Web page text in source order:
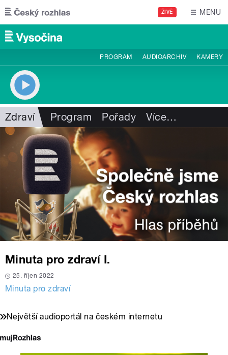
Přejít k hlavnímu obsahu
ŽIVĚ MENU
PROGRAM AUDIOARCHIV KAMERY
Zdraví Program Pořady Více…
Minuta pro zdraví I.
25. říjen 2022
Minuta pro zdraví
Největší audioportál na českém internetu